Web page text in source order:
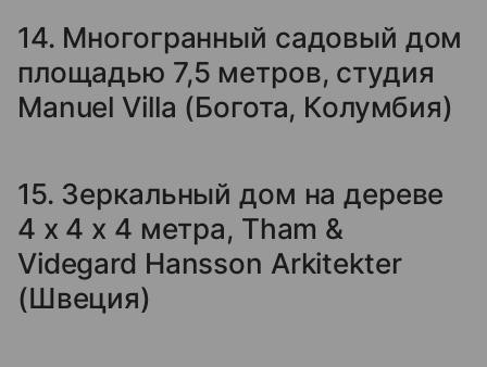
14. Многогранный садовый дом
площадью 7,5 метров, студия
Manuel Villa (Богота, Колумбия)
15. Зеркальный дом на дереве
4 x 4 x 4 метра, Tham &
Videgard Hansson Arkitekter
(Швеция)